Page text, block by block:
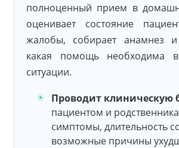
полноценный прием в
оценивает состояние
жалобы, собирает анамнез и
какая помощь необходима в
ситуации.
Проводит клиническую
пациентом и
симптомы, длительность
возможные причины